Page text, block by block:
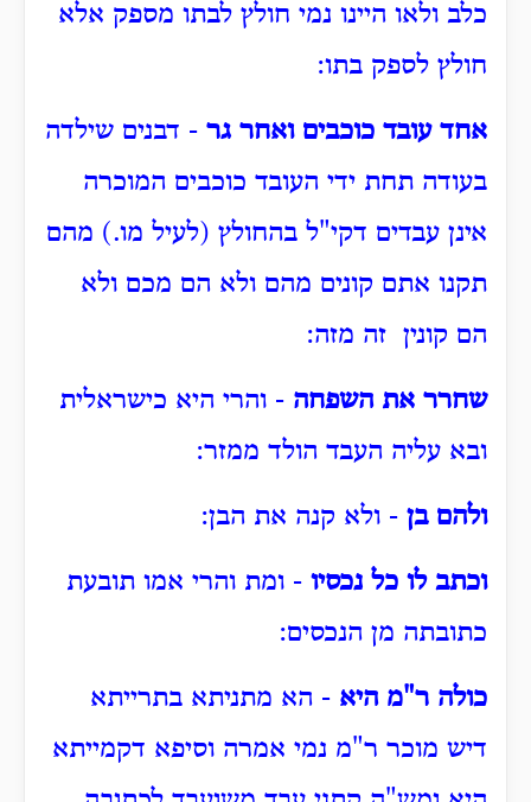
כלב ולאו היינו נמי חולץ לבתו מספק אלא
חולץ לספק בתו:
אחד עובד כוכבים ואחר גר - דבנים שילדה
בעודה תחת ידי העובד כוכבים המוכרה
אינן עבדים דקי"ל בהחולץ (לעיל מו.) מהם
תקנו אתם קונים מהם ולא הם מכם ולא
הם קונין זה מזה:
שחרר את השפחה - והרי היא כישראלית
ובא עליה העבד הולד ממזר:
ולהם בן - ולא קנה את הבן:
וכתב לו כל נכסיו - ומת והרי אמו תובעת
כתובתה מן הנכסים:
כולה ר"מ היא - הא מתניתא בתרייתא
דיש מוכר ר"מ נמי אמרה וסיפא דקמייתא